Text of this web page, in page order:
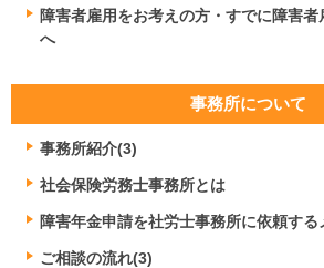
障害者雇用をお考えの方・すでに障害
へ
事務所について
事務所紹介(3)
社会保険労務士事務所とは
障害年金申請を社労士事務所に依頼する
ご相談の流れ(3)